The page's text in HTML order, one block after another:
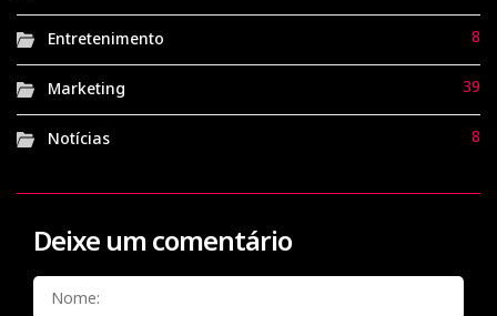
Entretenimento 8
Marketing 39
Notícias 8
Deixe um comentário